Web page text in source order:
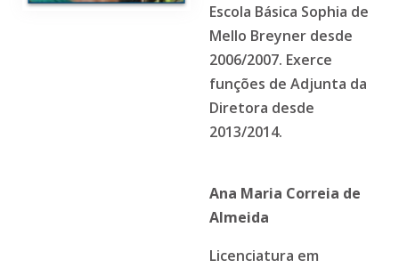
Escola Básica Sophia de
Mello Breyner desde
2006/2007. Exerce
funções de Adjunta da
Diretora desde
2013/2014.
Ana Maria Correia de
Almeida
Licenciatura em